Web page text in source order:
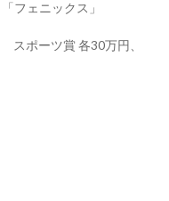
フェニックス」
ーツ賞 各30万円、